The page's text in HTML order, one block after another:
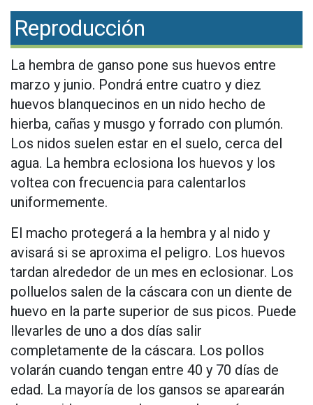
Reproducción
La hembra de ganso pone sus huevos entre
marzo y junio. Pondrá entre cuatro y diez
huevos blanquecinos en un nido hecho de
hierba, cañas y musgo y forrado con plumón.
Los nidos suelen estar en el suelo, cerca del
agua. La hembra eclosiona los huevos y los
voltea con frecuencia para calentarlos
uniformemente.
El macho protegerá a la hembra y al nido y
avisará si se aproxima el peligro. Los huevos
tardan alrededor de un mes en eclosionar. Los
polluelos salen de la cáscara con un diente de
huevo en la parte superior de sus picos. Puede
llevarles de uno a dos días salir
completamente de la cáscara. Los pollos
volarán cuando tengan entre 40 y 70 días de
edad. La mayoría de los gansos se aparearán